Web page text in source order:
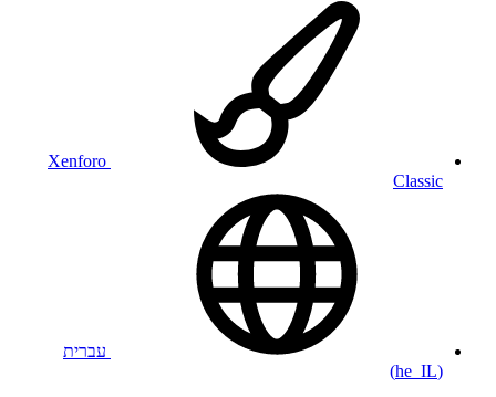
Xenforo
Classic
עברית
(he_IL)